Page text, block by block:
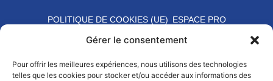
Gérer le consentement
Pour offrir les meilleures expériences, nous utilisons des technologies
telles que les cookies pour stocker et/ou accéder aux informations des
POLITIQUE DE COOKIES (UE) ESPACE PRO